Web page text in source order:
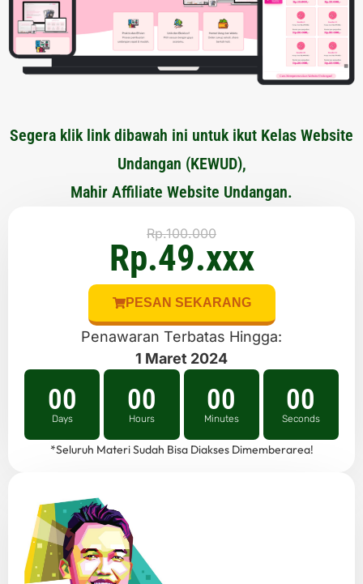
Segera klik link dibawah ini untuk ikut Kelas Website
Undangan (KEWUD),
Mahir Affiliate Website Undangan.
Rp.100.000
Rp.49.xxx
PESAN SEKARANG
Penawaran Terbatas Hingga:
1 Maret 2024
00
Days
00
Hours
00
Minutes
00
Seconds
*Seluruh Materi Sudah Bisa Diakses Dimemberarea!